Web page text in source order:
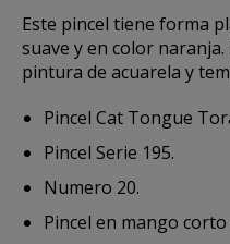
Este pincel tiene forma
suave y en color
pintura de acuarela y
Pincel Cat Tongue
Pincel Serie 195.
Numero 20.
Pincel en mango